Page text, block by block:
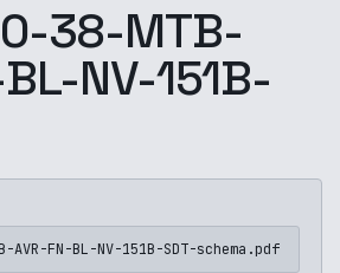
38-MTB-
NV-151B-
AVR-FN-BL-NV-151B-SDT-schema.pdf